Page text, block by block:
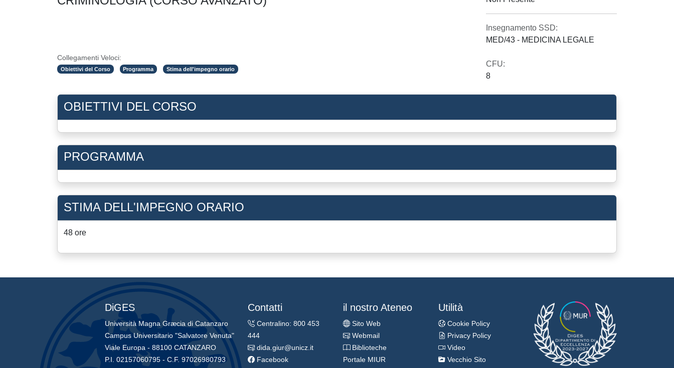
Collegamenti Veloci:
Obiettivi del Corso Programma Stima dell'impegno orario
Insegnamento SSD:
MED/43 - MEDICINA LEGALE
CFU:
8
OBIETTIVI DEL CORSO
PROGRAMMA
STIMA DELL'IMPEGNO ORARIO
48 ore
DiGES
Università Magna Græcia di Catanzaro
Campus Universitario "Salvatore Venuta"
Viale Europa - 88100 CATANZARO
P.I. 02157060795 - C.F. 97026980793
Contatti
Centralino: 800 453
444
dida.giur@unicz.it
Facebook
il nostro Ateneo
Sito Web
Webmail
Biblioteche
Portale MIUR
Utilità
Cookie Policy
Privacy Policy
Video
Vecchio Sito